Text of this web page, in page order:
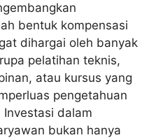
bentuk kompensasi
dihargai oleh banyak
pelatihan teknis,
atau kursus yang
pengetahuan
dalam
bukan hanya